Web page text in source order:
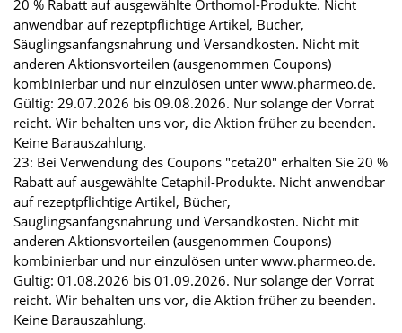
20 % Rabatt auf ausgewählte Orthomol-Produkte. Nicht
anwendbar auf rezeptpflichtige Artikel, Bücher,
Säuglingsanfangsnahrung und Versandkosten. Nicht mit
anderen Aktionsvorteilen (ausgenommen Coupons)
kombinierbar und nur einzulösen unter www.pharmeo.de.
Gültig: 29.07.2026 bis 09.08.2026. Nur solange der Vorrat
reicht. Wir behalten uns vor, die Aktion früher zu beenden.
Keine Barauszahlung.
23: Bei Verwendung des Coupons "ceta20" erhalten Sie 20 %
Rabatt auf ausgewählte Cetaphil-Produkte. Nicht anwendbar
auf rezeptpflichtige Artikel, Bücher,
Säuglingsanfangsnahrung und Versandkosten. Nicht mit
anderen Aktionsvorteilen (ausgenommen Coupons)
kombinierbar und nur einzulösen unter www.pharmeo.de.
Gültig: 01.08.2026 bis 01.09.2026. Nur solange der Vorrat
reicht. Wir behalten uns vor, die Aktion früher zu beenden.
Keine Barauszahlung.